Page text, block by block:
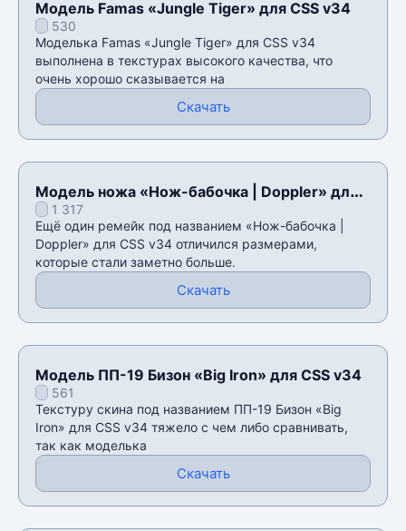
Модель Famas «Jungle Tiger» для CSS v34
530
Моделька Famas «Jungle Tiger» для CSS v34
выполнена в текстурах высокого качества, что
очень хорошо сказывается на
Скачать
Модель ножа «Нож-бабочка | Doppler» для
CSS v34
1 317
Ещё один ремейк под названием «Нож-бабочка |
Doppler» для CSS v34 отличился размерами,
которые стали заметно больше.
Скачать
Модель ПП-19 Бизон «Big Iron» для CSS v34
561
Текстуру скина под названием ПП-19 Бизон «Big
Iron» для CSS v34 тяжело с чем либо сравнивать,
так как моделька
Скачать